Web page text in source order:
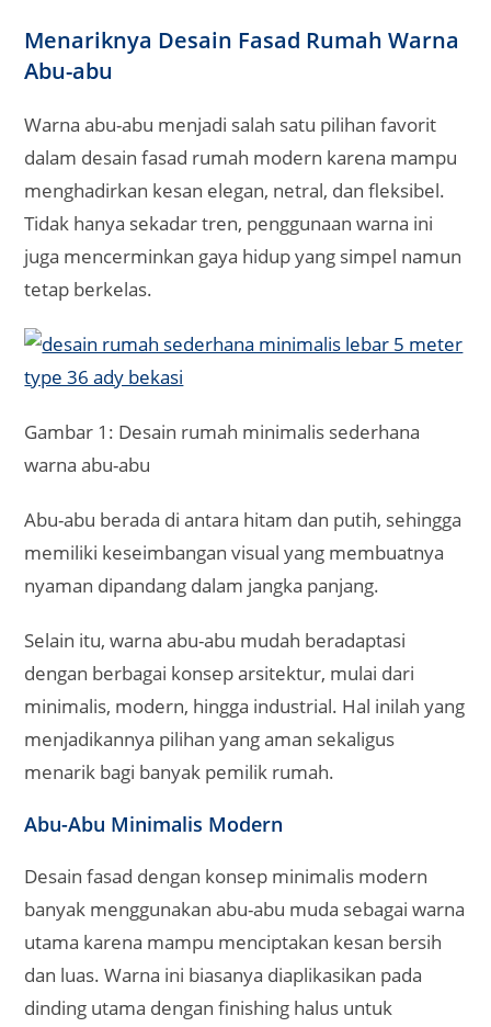
Menariknya Desain Fasad Rumah Warna
Abu-abu
Warna abu-abu menjadi salah satu pilihan favorit
dalam desain fasad rumah modern karena mampu
menghadirkan kesan elegan, netral, dan fleksibel.
Tidak hanya sekadar tren, penggunaan warna ini
juga mencerminkan gaya hidup yang simpel namun
tetap berkelas.
Gambar 1: Desain rumah minimalis sederhana
warna abu-abu
Abu-abu berada di antara hitam dan putih, sehingga
memiliki keseimbangan visual yang membuatnya
nyaman dipandang dalam jangka panjang.
Selain itu, warna abu-abu mudah beradaptasi
dengan berbagai konsep arsitektur, mulai dari
minimalis, modern, hingga industrial. Hal inilah yang
menjadikannya pilihan yang aman sekaligus
menarik bagi banyak pemilik rumah.
Abu-Abu Minimalis Modern
Desain fasad dengan konsep minimalis modern
banyak menggunakan abu-abu muda sebagai warna
utama karena mampu menciptakan kesan bersih
dan luas. Warna ini biasanya diaplikasikan pada
dinding utama dengan finishing halus untuk